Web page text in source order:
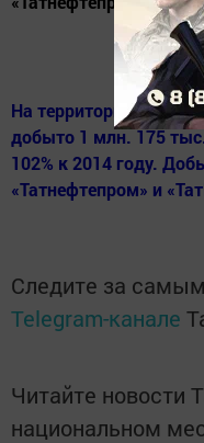
На территории
добыто 1 млн. 175
102% к 2014 году.
«Татнефтепром» и
Следите за
Telegram-канале
Читайте новости
национальном